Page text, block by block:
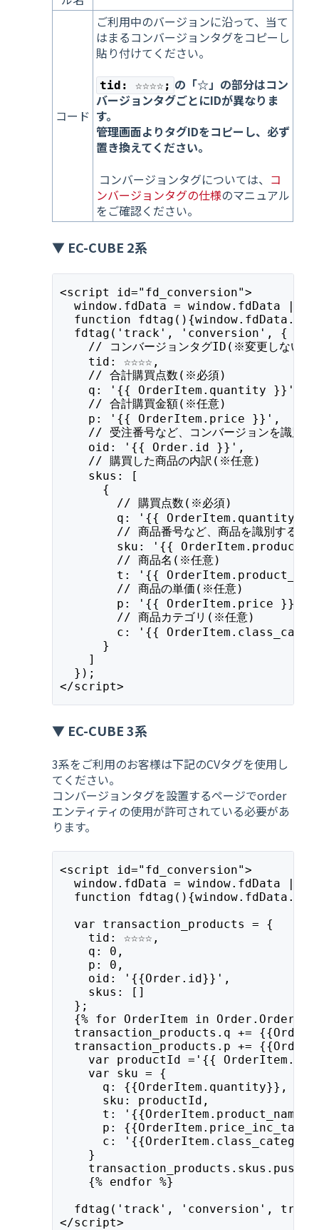
コード
ご利用中のバージョンに沿って、当て
はまるコンバージョンタグをコピーし
貼り付けてください。
tid: ☆☆☆☆; の「☆」の部分はコン
バージョンタグごとにIDが異なりま
す。
管理画面よりタグIDをコピーし、必ず
置き換えてください。
コンバージョンタグについては、 コ
ンバージョンタグの仕様のマニュアル
をご確認ください。
▼ EC-CUBE 2系
<script id="fd_conversion">
window.fdData = window.fdData ||
function
fdtag('track', 'conversion', {
// コンバージョンタグID(※変更しないで
tid: ☆☆☆☆,
// 合計購買点数(※必須)
q: '{{ OrderItem.quantity }}',
// 合計購買金額(※任意)
p: '{{ OrderItem.price }}',
// 受注番号など、コンバージョンを識別す
oid: '{{ Order.id }}',
// 購買した商品の内訳(※任意)
skus: [
{
// 購買点数(※必須)
q: '{{ OrderItem.quantity
// 商品番号など、商品を識別する文
sku: '{{
// 商品名(※任意)
t: '{{
// 商品の単価(※任意)
p: '{{ OrderItem.price }}',
// 商品カテゴリ(※任意)
c: '{{
}
]
});
</script>
▼ EC-CUBE 3系
3系をご利用のお客様は下記のCVタグを使用し
てください。
コンバージョンタグを設置するページでorder
エンティティの使用が許可されている必要があ
ります。
<script id="fd_conversion">
window.fdData = window.fdData ||
function
var transaction_products = {
tid: ☆☆☆☆,
q: 0,
p: 0,
oid: '{{Order.id}}',
skus: []
};
{% for OrderItem in
transaction_products.q +=
transaction_products.p +=
var productId ='{{
var sku = {
q: {{OrderItem.quantity}},
sku: productId,
t:
p:
c:
}
{% endfor %}
fdtag('track', 'conversion',
</script>